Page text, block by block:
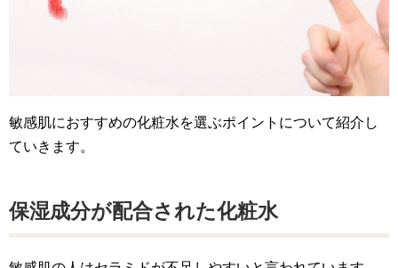
敏感肌におすすめの化粧水を選ぶポイントについて紹介し
ていきます。
保湿成分が配合された化粧水